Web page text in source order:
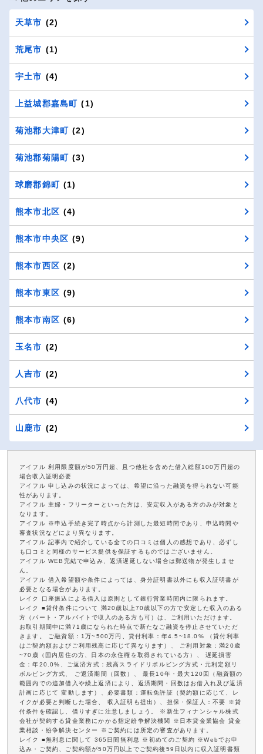
天草市 (2)
荒尾市 (1)
宇土市 (4)
上益城郡嘉島町 (1)
菊池郡大津町 (2)
菊池郡菊陽町 (3)
球磨郡錦町 (1)
熊本市北区 (4)
熊本市中央区 (9)
熊本市西区 (2)
熊本市東区 (9)
熊本市南区 (6)
玉名市 (2)
人吉市 (2)
八代市 (4)
山鹿市 (2)
アイフル 利用限度額が50万円超、且つ他社を含めた借入総額100万円超の
場合収入証明必要
アイフル 申し込みの状況によっては、希望に沿った融資を得られない可能
性があります。
アイフル 主婦・フリーターといった方は、安定収入がある方のみが対象と
なります。
アイフル ※申込手続き完了時点から計測した最短時間であり、申込時間や
審査状況などにより異なります。
アイフル 記事内で紹介している全ての口コミは個人の感想であり、必ずし
も口コミと同様のサービス提供を保証するものではございません。
アイフル WEB完結で申込み、返済遅延しない場合は郵送物が発生しませ
ん。
アイフル 借入希望額や条件によっては、身分証明書以外にも収入証明書が
必要となる場合があります。
レイク 口座振込による借入は原則として銀行営業時間内に限られます。
レイク ■貸付条件について 満20歳以上70歳以下の方で安定した収入のある
方（パート・アルバイトで収入のある方も可）は、ご利用いただけます。
お取引期間中に満71歳になられた時点で新たなご融資を停止させていただ
きます。 ご融資額：1万~500万円、貸付利率：年4.5~18.0% （貸付利率
はご契約額およびご利用残高に応じて異なります）、 ご利用対象：満20歳
~70歳（国内居住の方、日本の永住権を取得されている方）、 遅延損害
金：年20.0%、ご返済方式：残高スライドリボルビング方式・元利定額リ
ボルビング方式、 ご返済期間（回数）、 最長10年・最大120回（融資額の
範囲内での追加借入や繰上返済により、返済期間・回数はお借入れ及び返済
計画に応じて 変動します）、必要書類：運転免許証（契約額に応じて、レ
イクが必要と判断した場合、 収入証明も提出）、担保・保証人：不要 ※貸
付条件を確認し、借りすぎに注意しましょう。 ※新生フィナンシャル株式
会社が契約する貸金業務にかかる指定紛争解決機関 ※日本貸金業協会 貸金
業相談・紛争解決センター ※ご契約には所定の審査があります。
レイク ■無利息に関して 365日間無利息 ※初めてのご契約 ※Webでお申
込み・ご契約、ご契約額が50万円以上でご契約後59日以内に収入証明書類